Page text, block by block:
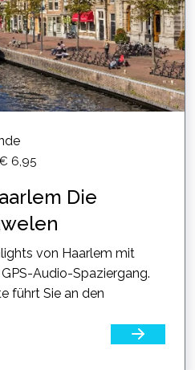
6,95
Die
von Haarlem mit
Audio-Spaziergang.
führt Sie an den